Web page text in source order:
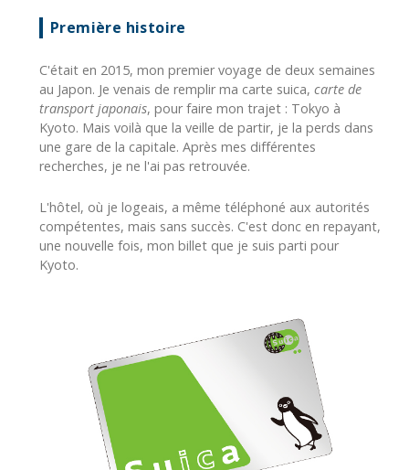
Première histoire
C'était en 2015, mon premier voyage de deux semaines
au Japon. Je venais de remplir ma carte suica, carte de
transport japonais, pour faire mon trajet : Tokyo à
Kyoto. Mais voilà que la veille de partir, je la perds dans
une gare de la capitale. Après mes différentes
recherches, je ne l'ai pas retrouvée.
L'hôtel, où je logeais, a même téléphoné aux autorités
compétentes, mais sans succès. C'est donc en repayant,
une nouvelle fois, mon billet que je suis parti pour
Kyoto.